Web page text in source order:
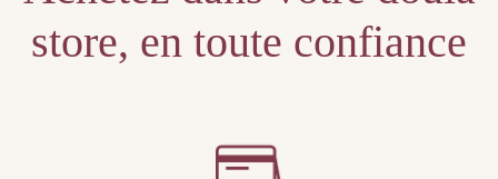
store, en toute confiance